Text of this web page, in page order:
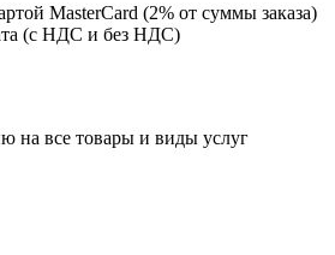
MasterCard (2% от суммы заказа)
(с НДС и без НДС)
на все товары и виды услуг